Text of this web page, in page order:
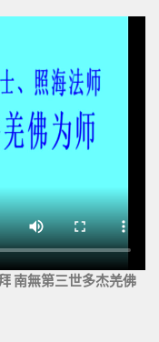
南無第三世多杰羌佛